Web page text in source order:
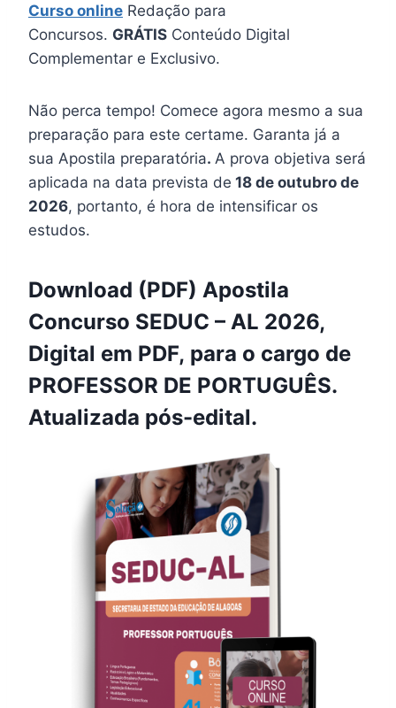
Curso online Redação para
Concursos. GRÁTIS Conteúdo Digital
Complementar e Exclusivo.
Não perca tempo! Comece agora mesmo a sua
preparação para este certame. Garanta já a
sua Apostila preparatória. A prova objetiva será
aplicada na data prevista de 18 de outubro de
2026, portanto, é hora de intensificar os
estudos.
Download (PDF) Apostila
Concurso SEDUC – AL 2026,
Digital em PDF, para o cargo de
PROFESSOR DE PORTUGUÊS.
Atualizada pós-edital.